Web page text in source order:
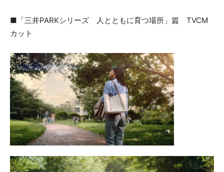
■「三井PARKシリーズ 人とともに育つ場所」篇 TVCM
カット